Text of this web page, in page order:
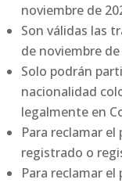
noviembre de
Son válidas las
de noviembre
Solo podrán
nacionalidad
legalmente en
Para reclamar
registrado o
Para reclamar